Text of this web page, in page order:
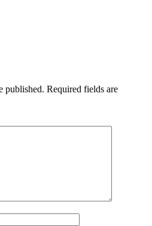
published. Required fields are